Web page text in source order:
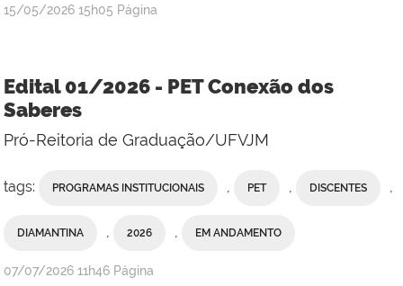
publicado
15/05/2026 15h05 Página
Edital 01/2026 - PET Conexão dos
Saberes
Pró-Reitoria de Graduação/UFVJM
tags: PROGRAMAS INSTITUCIONAIS , PET , DISCENTES ,
DIAMANTINA , 2026 , EM ANDAMENTO
publicado
07/07/2026 11h46 Página